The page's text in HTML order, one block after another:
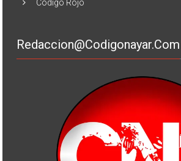
Código Rojo
Redaccion@codigonayar.com